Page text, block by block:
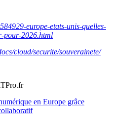
europe-etats-unis-quelles-
pour-2026.html
cloud/securite/souverainete/
en Europe grâce